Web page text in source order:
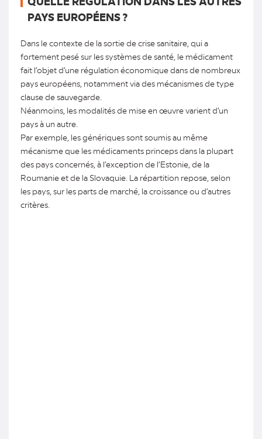
PAYS EUROPÉENS ?
Dans le contexte de la sortie de crise sanitaire, qui a
fortement pesé sur les systèmes de santé, le médicament
fait l’objet d’une régulation économique dans de nombreux
pays européens, notamment via des mécanismes de type
clause de sauvegarde.
Néanmoins, les modalités de mise en œuvre varient d’un
pays à un autre.
Par exemple, les génériques sont soumis au même
mécanisme que les médicaments princeps dans la plupart
des pays concernés, à l’exception de l’Estonie, de la
Roumanie et de la Slovaquie. La répartition repose, selon
les pays, sur les parts de marché, la croissance ou d’autres
critères.